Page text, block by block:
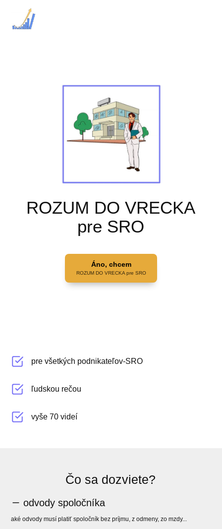
ROZUM DO VRECKA
pre SRO
Áno, chcem
ROZUM DO VRECKA pre SRO
pre všetkých podnikateľov-SRO
ľudskou rečou
vyše 70 videí
Čo sa dozviete?
odvody spoločníka
aké odvody musí platiť spoločník bez príjmu, z odmeny, zo mzdy...